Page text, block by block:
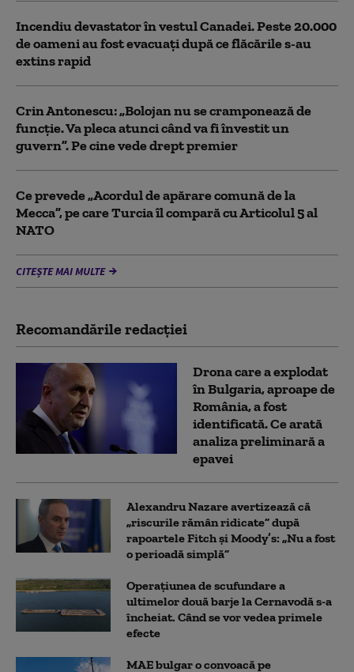
Incendiu devastator în vestul Canadei. Peste 20.000
de oameni au fost evacuați după ce flăcările s-au
extins rapid
Crin Antonescu: „Bolojan nu se cramponează de
funcție. Va pleca atunci când va fi învestit un
guvern”. Pe cine vede drept premier
Ce prevede „Acordul de apărare comună de la
Mecca”, pe care Turcia îl compară cu Articolul 5 al
NATO
CITEȘTE MAI MULTE
Recomandările redacţiei
Drona care a explodat
în Bulgaria, aproape de
România, a fost
identificată. Ce arată
analiza preliminară a
epavei
Alexandru Nazare avertizează că
„riscurile rămân ridicate” după
rapoartele Fitch și Moody’s: „Nu a fost
o perioadă simplă”
Operațiunea de scufundare a
ultimelor două barje la Cernavodă s-a
încheiat. Când se vor vedea primele
efecte
MAE bulgar o convoacă pe